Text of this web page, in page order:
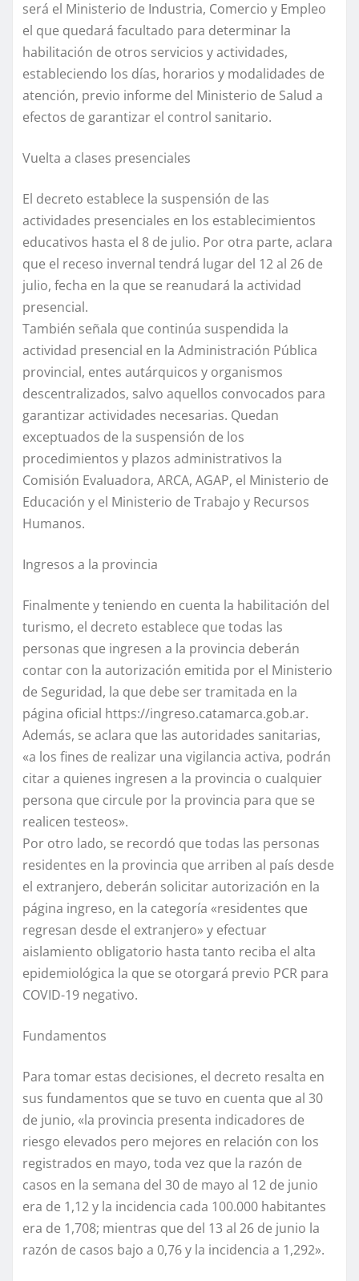
será el Ministerio de Industria, Comercio y Empleo
el que quedará facultado para determinar la
habilitación de otros servicios y actividades,
estableciendo los días, horarios y modalidades de
atención, previo informe del Ministerio de Salud a
efectos de garantizar el control sanitario.
Vuelta a clases presenciales
El decreto establece la suspensión de las
actividades presenciales en los establecimientos
educativos hasta el 8 de julio. Por otra parte, aclara
que el receso invernal tendrá lugar del 12 al 26 de
julio, fecha en la que se reanudará la actividad
presencial.
También señala que continúa suspendida la
actividad presencial en la Administración Pública
provincial, entes autárquicos y organismos
descentralizados, salvo aquellos convocados para
garantizar actividades necesarias. Quedan
exceptuados de la suspensión de los
procedimientos y plazos administrativos la
Comisión Evaluadora, ARCA, AGAP, el Ministerio de
Educación y el Ministerio de Trabajo y Recursos
Humanos.
Ingresos a la provincia
Finalmente y teniendo en cuenta la habilitación del
turismo, el decreto establece que todas las
personas que ingresen a la provincia deberán
contar con la autorización emitida por el Ministerio
de Seguridad, la que debe ser tramitada en la
página oficial https://ingreso.catamarca.gob.ar.
Además, se aclara que las autoridades sanitarias,
«a los fines de realizar una vigilancia activa, podrán
citar a quienes ingresen a la provincia o cualquier
persona que circule por la provincia para que se
realicen testeos».
Por otro lado, se recordó que todas las personas
residentes en la provincia que arriben al país desde
el extranjero, deberán solicitar autorización en la
página ingreso, en la categoría «residentes que
regresan desde el extranjero» y efectuar
aislamiento obligatorio hasta tanto reciba el alta
epidemiológica la que se otorgará previo PCR para
COVID-19 negativo.
Fundamentos
Para tomar estas decisiones, el decreto resalta en
sus fundamentos que se tuvo en cuenta que al 30
de junio, «la provincia presenta indicadores de
riesgo elevados pero mejores en relación con los
registrados en mayo, toda vez que la razón de
casos en la semana del 30 de mayo al 12 de junio
era de 1,12 y la incidencia cada 100.000 habitantes
era de 1,708; mientras que del 13 al 26 de junio la
razón de casos bajo a 0,76 y la incidencia a 1,292».